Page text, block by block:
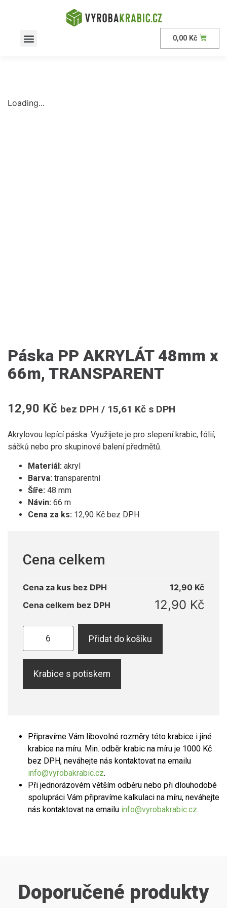
0,00 Kč
Loading...
Páska PP AKRYLÁT 48mm x
66m, TRANSPARENT
12,90 Kč bez DPH / 15,61 Kč s DPH
Akrylovou lepící páska. Využijete je pro slepení krabic, fólií,
sáčků nebo pro skupinové balení předmětů.
Materiál: akryl
Barva: transparentní
Šíře: 48 mm
Návin: 66 m
Cena za ks: 12,90 Kč bez DPH
Cena celkem
Cena za kus bez DPH 12,90 Kč
Cena celkem bez DPH
12,90 Kč
Přidat do košíku
Krabice s potiskem
Připravíme Vám libovolné rozměry této krabice i jiné
krabice na míru. Min. odběr krabic na míru je 1000 Kč
bez DPH, neváhejte nás kontaktovat na emailu
info@vyrobakrabic.cz.
Při jednorázovém větším odběru nebo při dlouhodobé
spolupráci Vám připravíme kalkulaci na míru, neváhejte
nás kontaktovat na emailu info@vyrobakrabic.cz.
Doporučené produkty